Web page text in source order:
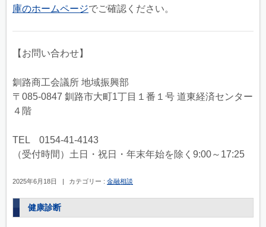
庫のホームページでご確認ください。
【お問い合わせ】
釧路商工会議所 地域振興部
〒085-0847 釧路市大町1丁目１番１号 道東経済センター
４階
TEL 0154-41-4143
（受付時間）土日・祝日・年末年始を除く9:00～17:25
2025年6月18日 | カテゴリー : 金融相談
健康診断